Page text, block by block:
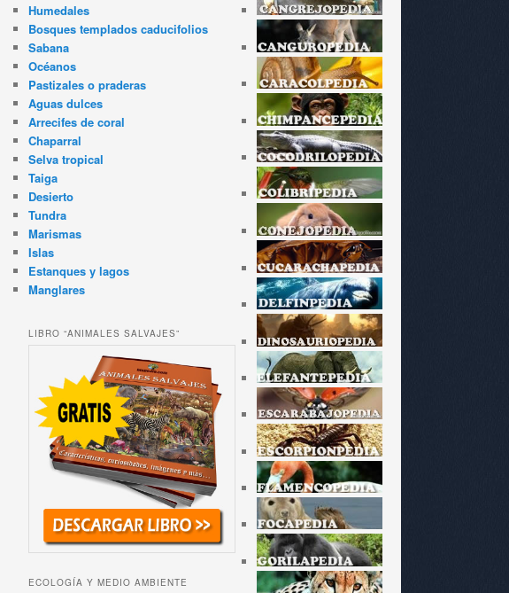
Humedales
Bosques templados caducifolios
Sabana
Océanos
Pastizales o praderas
Aguas dulces
Arrecifes de coral
Chaparral
Selva tropical
Taiga
Desierto
Tundra
Marismas
Islas
Estanques y lagos
Manglares
LIBRO “ANIMALES SALVAJES”
ECOLOGÍA Y MEDIO AMBIENTE